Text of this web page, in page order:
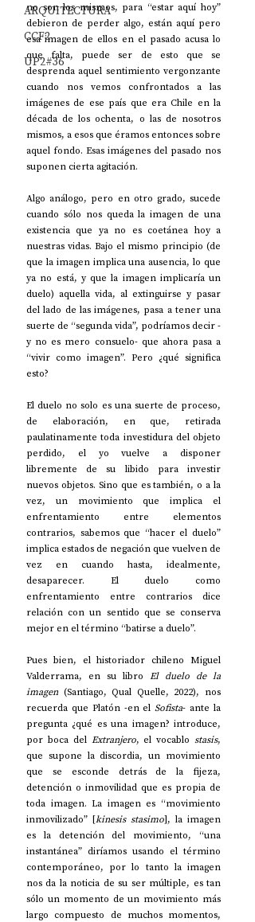
ARQUITECTURA
CCF2
UP2#36
no son los mismos, para “estar aquí hoy”
debieron de perder algo, están aquí pero
esa imagen de ellos en el pasado acusa lo
que falta, puede ser de esto que se
desprenda aquel sentimiento vergonzante
cuando nos vemos confrontados a las
imágenes de ese país que era Chile en la
década de los ochenta, o las de nosotros
mismos, a esos que éramos entonces sobre
aquel fondo. Esas imágenes del pasado nos
suponen cierta agitación.
Algo análogo, pero en otro grado, sucede
cuando sólo nos queda la imagen de una
existencia que ya no es coetánea hoy a
nuestras vidas. Bajo el mismo principio (de
que la imagen implica una ausencia, lo que
ya no está, y que la imagen implicaría un
duelo) aquella vida, al extinguirse y pasar
del lado de las imágenes, pasa a tener una
suerte de “segunda vida”, podríamos decir -
y no es mero consuelo- que ahora pasa a
“vivir como imagen”. Pero ¿qué significa
esto?
El duelo no solo es una suerte de proceso,
de elaboración, en que, retirada
paulatinamente toda investidura del objeto
perdido, el yo vuelve a disponer
libremente de su libido para investir
nuevos objetos. Sino que es también, o a la
vez, un movimiento que implica el
enfrentamiento entre elementos
contrarios, sabemos que “hacer el duelo”
implica estados de negación que vuelven de
vez en cuando hasta, idealmente,
desaparecer. El duelo como
enfrentamiento entre contrarios dice
relación con un sentido que se conserva
mejor en el término “batirse a duelo”.
Pues bien, el historiador chileno Miguel
Valderrama, en su libro El duelo de la
imagen (Santiago, Qual Quelle, 2022), nos
recuerda que Platón -en el Sofista- ante la
pregunta ¿qué es una imagen? introduce,
por boca del Extranjero, el vocablo stasis,
que supone la discordia, un movimiento
que se esconde detrás de la fijeza,
detención o inmovilidad que es propia de
toda imagen. La imagen es “movimiento
inmovilizado” [kinesis stasimo], la imagen
es la detención del movimiento, “una
instantánea” diríamos usando el término
contemporáneo, por lo tanto la imagen
nos da la noticia de su ser múltiple, es tan
sólo un momento de un movimiento más
largo compuesto de muchos momentos,